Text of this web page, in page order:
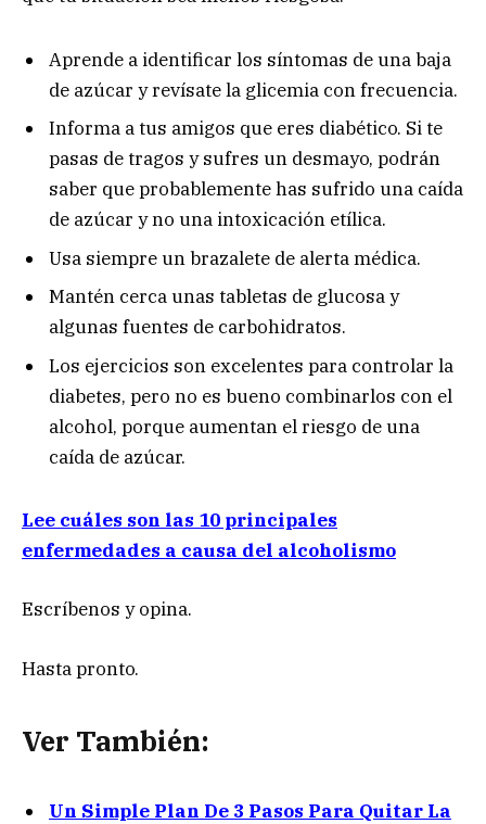
Aprende a identificar los síntomas de una baja
de azúcar y revísate la glicemia con frecuencia.
Informa a tus amigos que eres diabético. Si te
pasas de tragos y sufres un desmayo, podrán
saber que probablemente has sufrido una caída
de azúcar y no una intoxicación etílica.
Usa siempre un brazalete de alerta médica.
Mantén cerca unas tabletas de glucosa y
algunas fuentes de carbohidratos.
Los ejercicios son excelentes para controlar la
diabetes, pero no es bueno combinarlos con el
alcohol, porque aumentan el riesgo de una
caída de azúcar.
Lee cuáles son las 10 principales
enfermedades a causa del alcoholismo
Escríbenos y opina.
Hasta pronto.
Ver También:
Un Simple Plan De 3 Pasos Para Quitar La